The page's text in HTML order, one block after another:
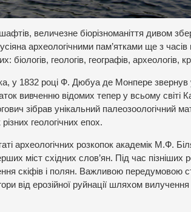
величезне біорізноманіття дивом
археологічними пам’ятками ще з часів
геологів, географів, археологів,
у 1832 році Ф. Дюбуа де Монпере звернув
вивченню відомих тепер у всьому світі
зібрав унікальний палеозоологічний
геологічних епох.
археологічних розкопок академік М.Ф.
міст східних слов’ян. Під час пізніших
скіфів і полян. Важливою передумовою
від ерозійної руйнації шляхом вилучення